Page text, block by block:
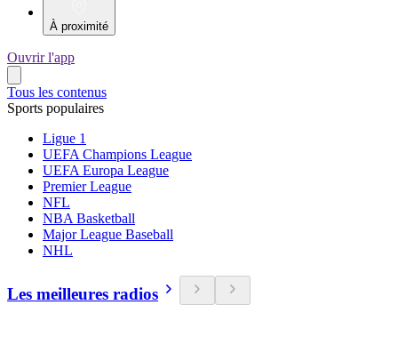
À proximité
Ouvrir l'app
Tous les contenus
Sports populaires
Ligue 1
UEFA Champions League
UEFA Europa League
Premier League
NFL
NBA Basketball
Major League Baseball
NHL
Les meilleures radios